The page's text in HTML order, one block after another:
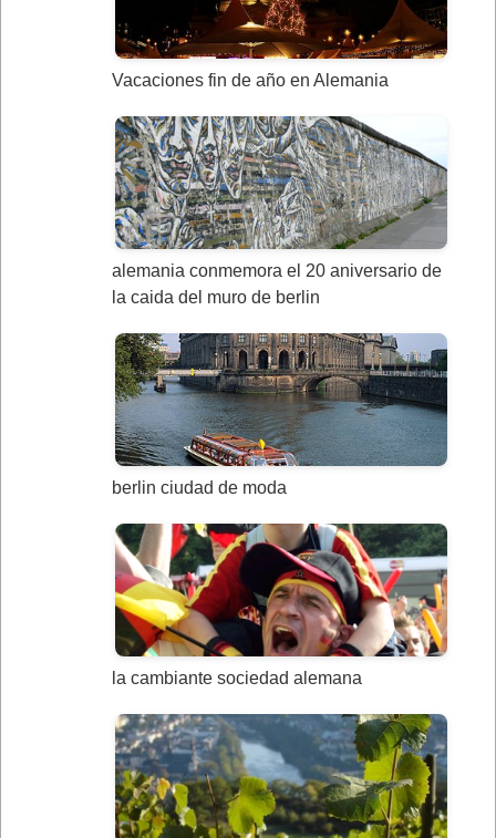
Vacaciones fin de año en Alemania
alemania conmemora el 20 aniversario de
la caida del muro de berlin
berlin ciudad de moda
la cambiante sociedad alemana